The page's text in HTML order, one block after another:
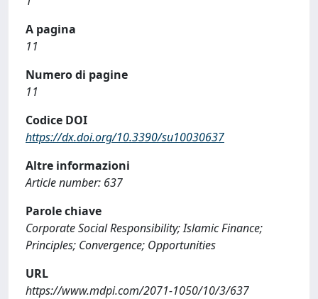
A pagina
11
Numero di pagine
11
Codice DOI
https://dx.doi.org/10.3390/su10030637
Altre informazioni
Article number: 637
Parole chiave
Corporate Social Responsibility; Islamic Finance;
Principles; Convergence; Opportunities
URL
https://www.mdpi.com/2071-1050/10/3/637